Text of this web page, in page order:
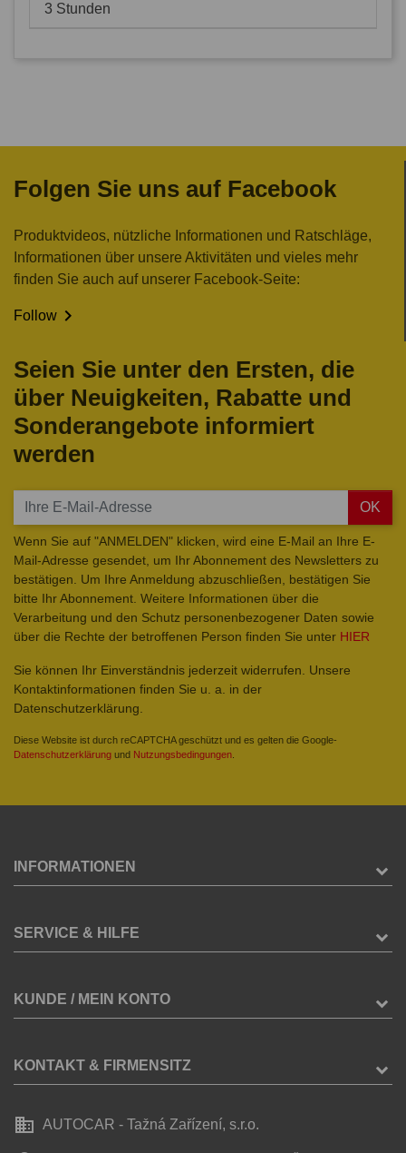
3 Stunden
Folgen Sie uns auf Facebook
Produktvideos, nützliche Informationen und Ratschläge,
Informationen über unsere Aktivitäten und vieles mehr
finden Sie auch auf unserer Facebook-Seite:
Follow 
Seien Sie unter den Ersten, die
über Neuigkeiten, Rabatte und
Sonderangebote informiert
werden
OK
Wenn Sie auf "ANMELDEN" klicken, wird eine E-Mail an Ihre E-
Mail-Adresse gesendet, um Ihr Abonnement des Newsletters zu
bestätigen. Um Ihre Anmeldung abzuschließen, bestätigen Sie
bitte Ihr Abonnement. Weitere Informationen über die
Verarbeitung und den Schutz personenbezogener Daten sowie
über die Rechte der betroffenen Person finden Sie unter HIER
Sie können Ihr Einverständnis jederzeit widerrufen. Unsere
Kontaktinformationen finden Sie u. a. in der
Datenschutzerklärung.
Diese Website ist durch reCAPTCHA geschützt und es gelten die Google-
Datenschutzerklärung und Nutzungsbedingungen
INFORMATIONEN
SERVICE & HILFE
KUNDE / MEIN KONTO
KONTAKT & FIRMENSITZ
business AUTOCAR - Tažná Zařízení, s.r.o.